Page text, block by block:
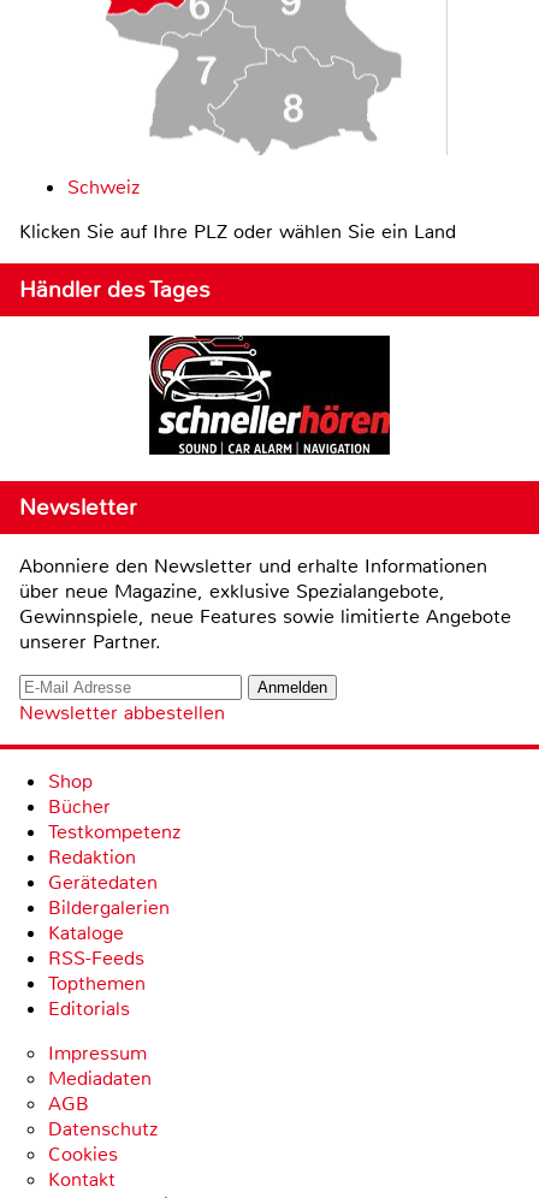
Schweiz
Klicken Sie auf Ihre PLZ oder wählen Sie ein Land
Händler des Tages
Newsletter
Abonniere den Newsletter und erhalte Informationen
über neue Magazine, exklusive Spezialangebote,
Gewinnspiele, neue Features sowie limitierte Angebote
unserer Partner.
Newsletter abbestellen
Shop
Bücher
Testkompetenz
Redaktion
Gerätedaten
Bildergalerien
Kataloge
RSS-Feeds
Topthemen
Editorials
Impressum
Mediadaten
AGB
Datenschutz
Cookies
Kontakt